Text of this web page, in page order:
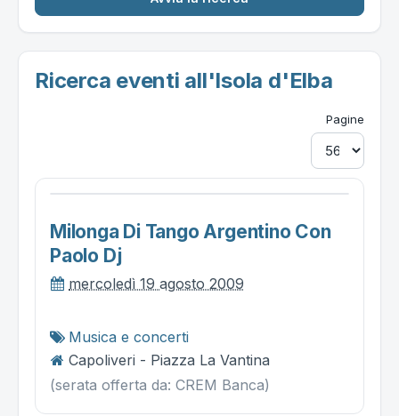
Ricerca eventi all'Isola d'Elba
Pagine
Milonga Di Tango Argentino Con
Paolo Dj
mercoledì 19 agosto 2009
Musica e concerti
Capoliveri - Piazza La Vantina
(serata offerta da: CREM Banca)